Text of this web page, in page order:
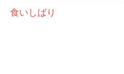
食いしばり